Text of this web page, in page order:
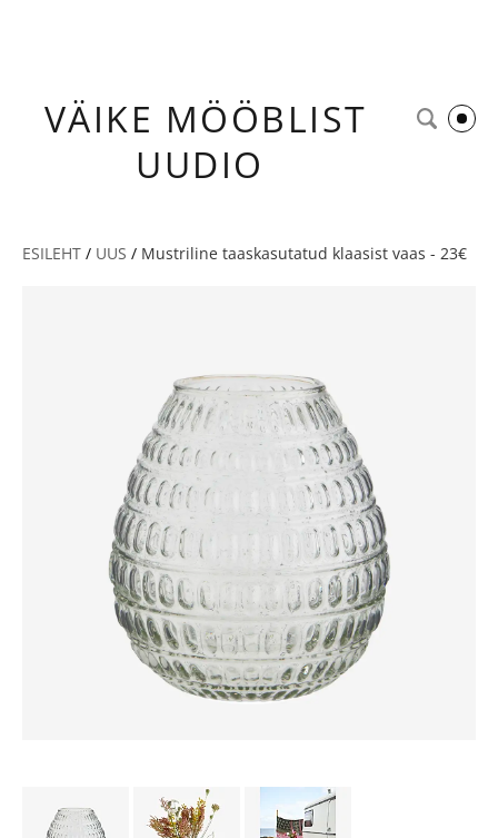
VÄIKE MÖÖBLIST
UUDIO
ESILEHT / UUS / Mustriline taaskasutatud klaasist vaas - 23€